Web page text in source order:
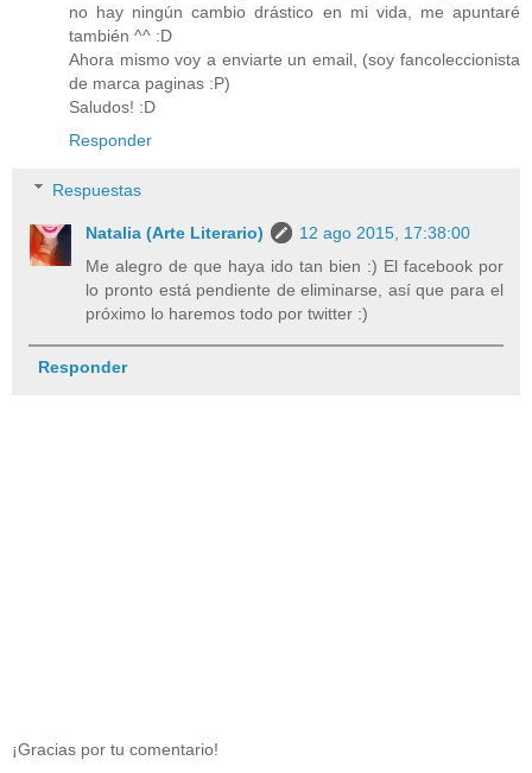
no hay ningún cambio drástico en mi vida, me apuntaré
también ^^ :D
Ahora mismo voy a enviarte un email, (soy fancoleccionista
de marca paginas :P)
Saludos! :D
Responder
Respuestas
Natalia (Arte Literario)
12 ago 2015, 17:38:00
Me alegro de que haya ido tan bien :) El facebook por
lo pronto está pendiente de eliminarse, así que para el
próximo lo haremos todo por twitter :)
Responder
¡Gracias por tu comentario!